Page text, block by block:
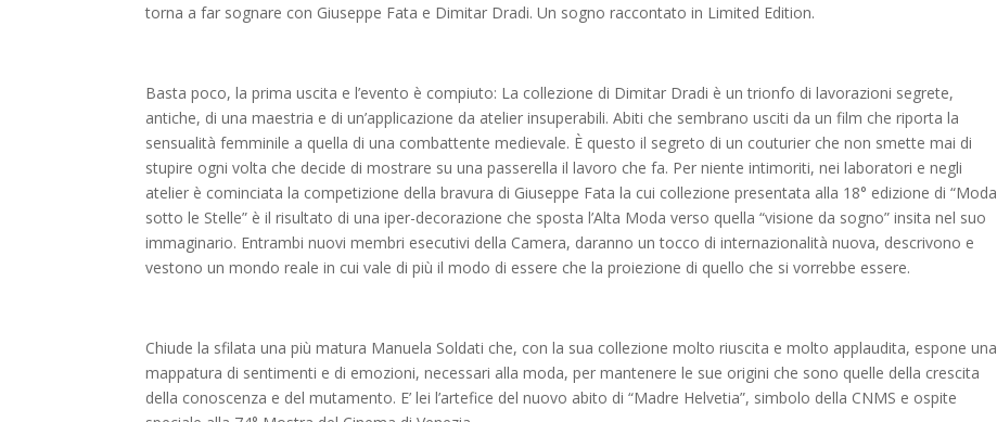
torna a far sognare con Giuseppe Fata e Dimitar Dradi. Un sogno raccontato in Limited Edition.
Basta poco, la prima uscita e l’evento è compiuto: La collezione di Dimitar Dradi è un trionfo di lavorazioni segrete,
antiche, di una maestria e di un’applicazione da atelier insuperabili. Abiti che sembrano usciti da un film che riporta la
sensualità femminile a quella di una combattente medievale. È questo il segreto di un couturier che non smette mai di
stupire ogni volta che decide di mostrare su una passerella il lavoro che fa. Per niente intimoriti, nei laboratori e negli
atelier è cominciata la competizione della bravura di Giuseppe Fata la cui collezione presentata alla 18° edizione di “Moda
sotto le Stelle” è il risultato di una iper-decorazione che sposta l’Alta Moda verso quella “visione da sogno” insita nel suo
immaginario. Entrambi nuovi membri esecutivi della Camera, daranno un tocco di internazionalità nuova, descrivono e
vestono un mondo reale in cui vale di più il modo di essere che la proiezione di quello che si vorrebbe essere.
Chiude la sfilata una più matura Manuela Soldati che, con la sua collezione molto riuscita e molto applaudita, espone una
mappatura di sentimenti e di emozioni, necessari alla moda, per mantenere le sue origini che sono quelle della crescita
della conoscenza e del mutamento. E’ lei l’artefice del nuovo abito di “Madre Helvetia”, simbolo della CNMS e ospite